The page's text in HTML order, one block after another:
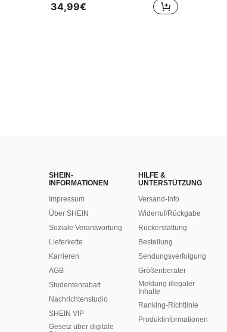
34,99€
SHEIN-
INFORMATIONEN
Impressum
Über SHEIN
Soziale Verantwortung
Lieferkette
Karrieren
AGB
Studentenrabatt
Nachrichtenstudio
SHEIN VIP
Gesetz über digitale
HILFE &
UNTERSTÜTZUNG
Versand-Info
Widerruf/Rückgabe
Rückerstattung
Bestellung
Sendungsverfolgung
Größenberater
Meldung illegaler
Inhalte
Ranking-Richtlinie
​Produktinformationen